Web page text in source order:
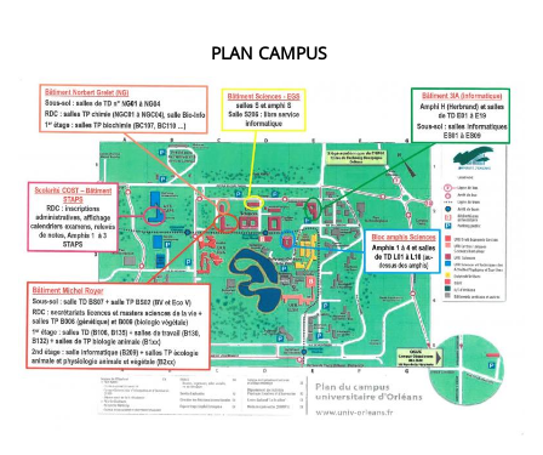
PLAN CAMPUS
Image